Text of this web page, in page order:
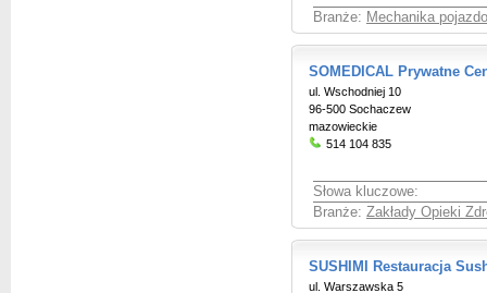
Branże: Mechanika
SOMEDICAL Prywatne
ul. Wschodniej 10
96-500 Sochaczew
mazowieckie
514 104 835
Słowa kluczowe:
Branże: Zakłady Opieki
SUSHIMI Restauracja
ul. Warszawska 5